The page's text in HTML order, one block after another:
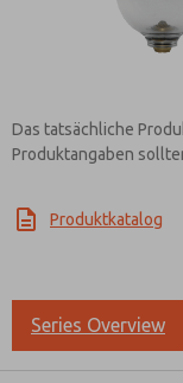
Das tatsächliche
Produktangaben
Produktkatalog
Series Overview